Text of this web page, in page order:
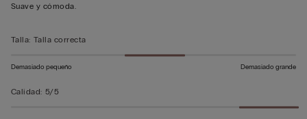
5
Suave y cómoda.
Talla: Talla correcta
Demasiado pequeño Demasiado grande
Calidad: 5/5